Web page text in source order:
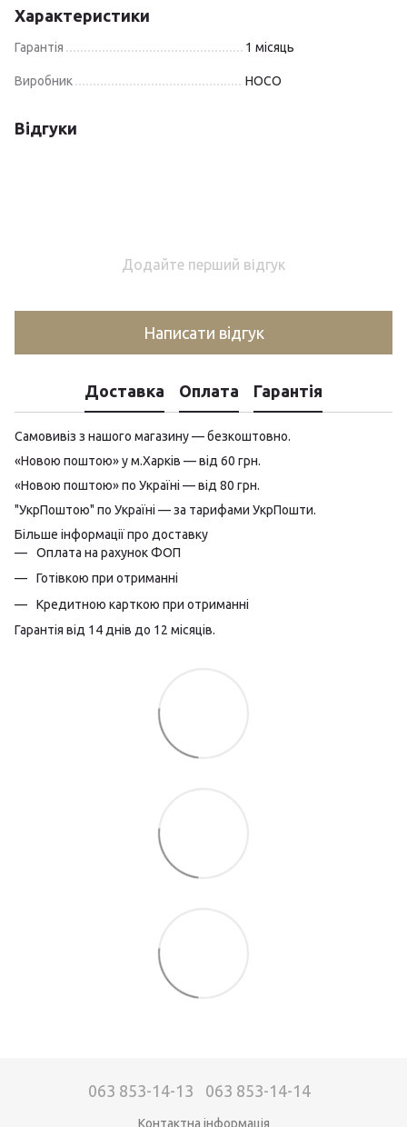
Характеристики
Гарантія 1 місяць
Виробник HOCO
Відгуки
Додайте перший відгук
Написати відгук
Доставка Оплата Гарантія
Самовивіз з нашого магазину — безкоштовно.
«Новою поштою» у м.Харків — від 60 грн.
«Новою поштою» по Україні — від 80 грн.
"УкрПоштою" по Україні — за тарифами УкрПошти.
Більше інформації про доставку
Оплата на рахунок ФОП
Готівкою при отриманні
Кредитною карткою при отриманні
Гарантія від 14 днів до 12 місяців.
063 853-14-13 063 853-14-14
Контактна інформація